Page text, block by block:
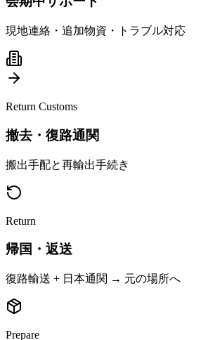
現地連絡・追加物資・トラブル対応
Return Customs
撤去・復路通関
搬出手配と再輸出手続き
Return
帰国・返送
復路輸送 + 日本通関 → 元の場所へ
Prepare